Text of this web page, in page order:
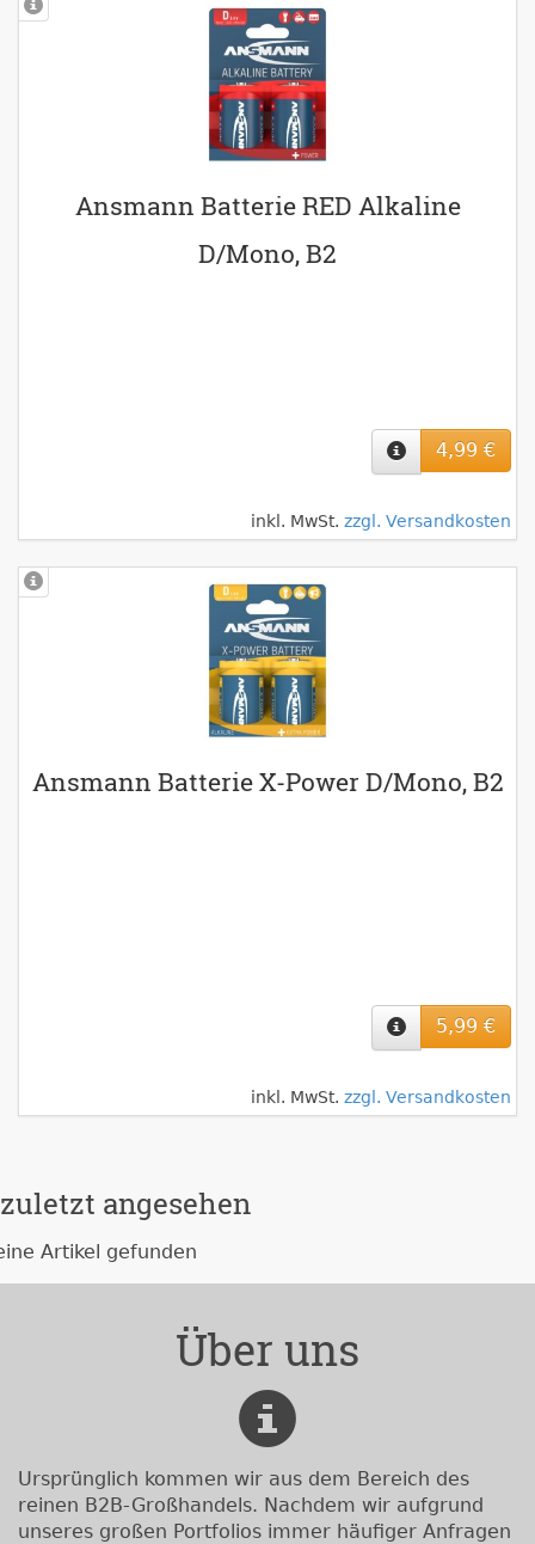
Ansmann Batterie RED Alkaline
D/Mono, B2
4,99 €
inkl. MwSt. zzgl. Versandkosten
Ansmann Batterie X-Power D/Mono, B2
5,99 €
inkl. MwSt. zzgl. Versandkosten
zuletzt angesehen
Artikel gefunden
Über uns
Ursprünglich kommen wir aus dem Bereich des
reinen B2B-Großhandels. Nachdem wir aufgrund
unseres großen Portfolios immer häufiger Anfragen